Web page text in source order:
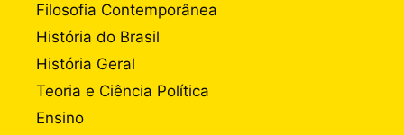
Filosofia Contemporânea
História do Brasil
História Geral
Teoria e Ciência Política
Ensino